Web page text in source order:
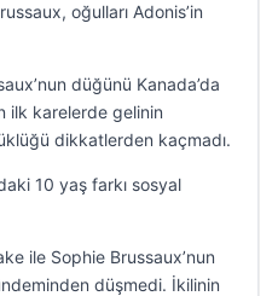
oğulları Adonis’in
düğünü Kanada’da
ilk karelerde gelinin
dikkatlerden kaçmadı.
10 yaş farkı sosyal
ile Sophie Brussaux’nun
düşmedi. İkilinin